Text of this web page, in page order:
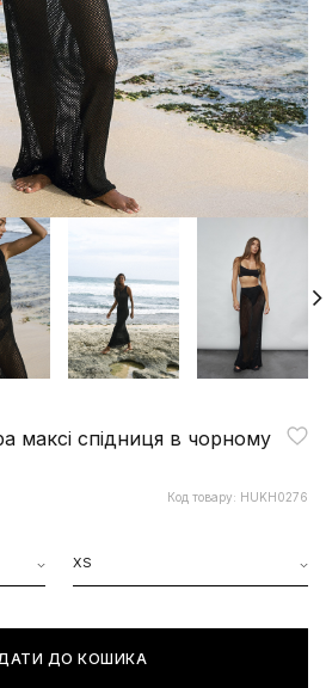
максі спідниця в чорному
Код товару: HUKH0276
XS
ДО КОШИКА